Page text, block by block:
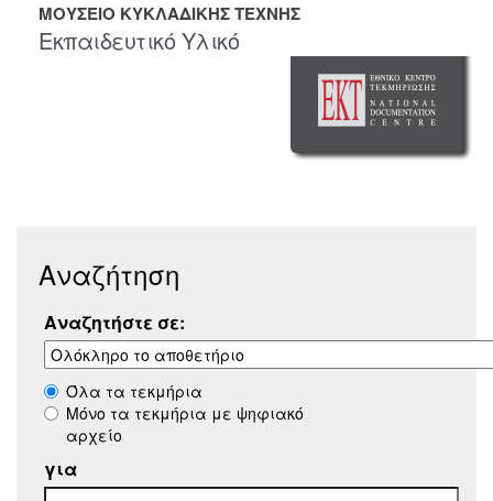
ΜΟΥΣΕΙΟ ΚΥΚΛΑΔΙΚΗΣ ΤΕΧΝΗΣ
Εκπαιδευτικό Υλικό
Αναζήτηση
Αναζητήστε σε:
Όλα τα τεκμήρια
Μόνο τα τεκμήρια με ψηφιακό
αρχείο
για